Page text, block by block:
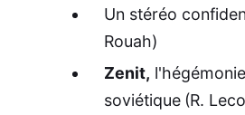
Un stéréo
Rouah)
Zenit, l'hégémonie
soviétique (R.